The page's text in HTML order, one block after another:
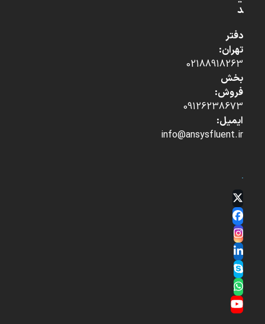
د
دفتر
تهران:
02188918263
بخش
فروش:
09126238673
ایمیل:
info@ansysfluent.ir
Twitter
(deprecated)
Facebook
Instagram
LinkedIn
Skype
Whatsapp
YouTube